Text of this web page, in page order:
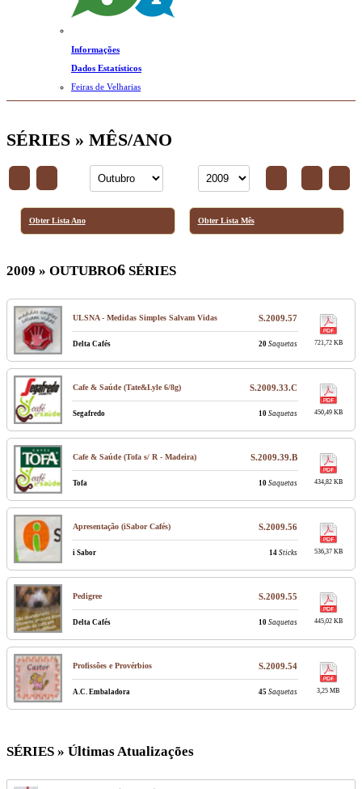
Informações
Dados Estatísticos
Feiras de Velharias
SÉRIES » MÊS/ANO
Obter Lista Ano Obter Lista Mês
2009 » OUTUBRO6 SÉRIES
ULSNA - Medidas Simples Salvam Vidas S.2009.57
721,72 KB
Delta Cafés 20 Saquetas
Cafe & Saúde (Tate&Lyle 6/8g) S.2009.33.C
450,49 KB
Segafredo 10 Saquetas
Cafe & Saúde (Tofa s/ R - Madeira) S.2009.39.B
434,82 KB
Tofa 10 Saquetas
Apresentação (iSabor Cafés) S.2009.56
536,37 KB
i Sabor 14 Sticks
Pedigree S.2009.55
445,02 KB
Delta Cafés 10 Saquetas
Profissões e Provérbios S.2009.54
3,25 MB
A.C. Embaladora 45 Saquetas
SÉRIES » Últimas Atualizações